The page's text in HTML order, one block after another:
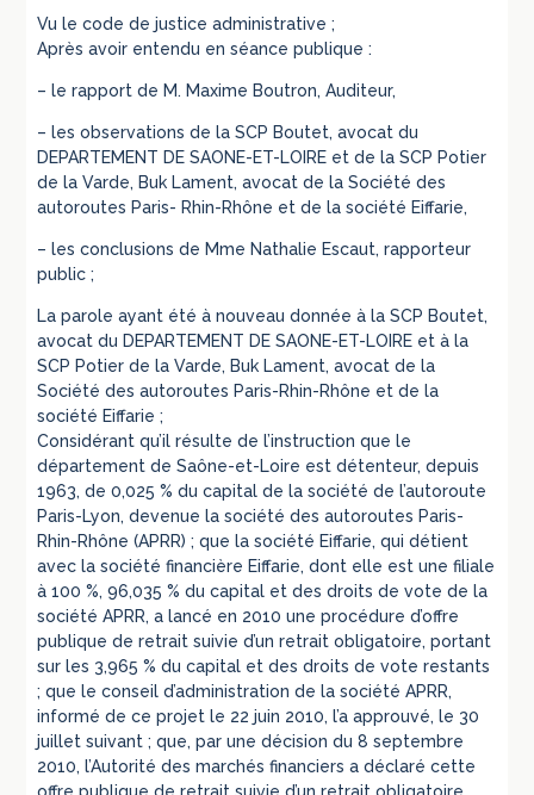
Vu le code de justice administrative ;
Après avoir entendu en séance publique :
– le rapport de M. Maxime Boutron, Auditeur,
– les observations de la SCP Boutet, avocat du
DEPARTEMENT DE SAONE-ET-LOIRE et de la SCP Potier
de la Varde, Buk Lament, avocat de la Société des
autoroutes Paris- Rhin-Rhône et de la société Eiffarie,
– les conclusions de Mme Nathalie Escaut, rapporteur
public ;
La parole ayant été à nouveau donnée à la SCP Boutet,
avocat du DEPARTEMENT DE SAONE-ET-LOIRE et à la
SCP Potier de la Varde, Buk Lament, avocat de la
Société des autoroutes Paris-Rhin-Rhône et de la
société Eiffarie ;
Considérant qu’il résulte de l’instruction que le
département de Saône-et-Loire est détenteur, depuis
1963, de 0,025 % du capital de la société de l’autoroute
Paris-Lyon, devenue la société des autoroutes Paris-
Rhin-Rhône (APRR) ; que la société Eiffarie, qui détient
avec la société financière Eiffarie, dont elle est une filiale
à 100 %, 96,035 % du capital et des droits de vote de la
société APRR, a lancé en 2010 une procédure d’offre
publique de retrait suivie d’un retrait obligatoire, portant
sur les 3,965 % du capital et des droits de vote restants
; que le conseil d’administration de la société APRR,
informé de ce projet le 22 juin 2010, l’a approuvé, le 30
juillet suivant ; que, par une décision du 8 septembre
2010, l’Autorité des marchés financiers a déclaré cette